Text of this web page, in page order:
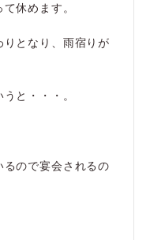
休めます。
となり、雨宿りが
と・・・。
ので宴会されるの